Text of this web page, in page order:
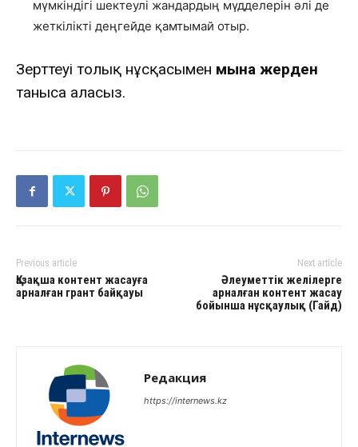
мүмкіндігі шектеулі жандардың мүдделерін әлі де
жеткілікті деңгейде қамтымай отыр.
Зерттеуің толық нұсқасымен мына жерден
таныса аласыз.
Previous article
Қазақша контент жасауға
арналған грант байқауы
Next article
Әлеуметтік желілерге
арналған контент жасау
бойынша нұсқаулық (Гайд)
Редакция
https://internews.kz